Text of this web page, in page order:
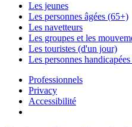
Les jeunes
Les personnes âgées (65+)
Les navetteurs
Les groupes et les
Les touristes (d'un jour)
Les personnes
Professionnels
Privacy
Accessibilité